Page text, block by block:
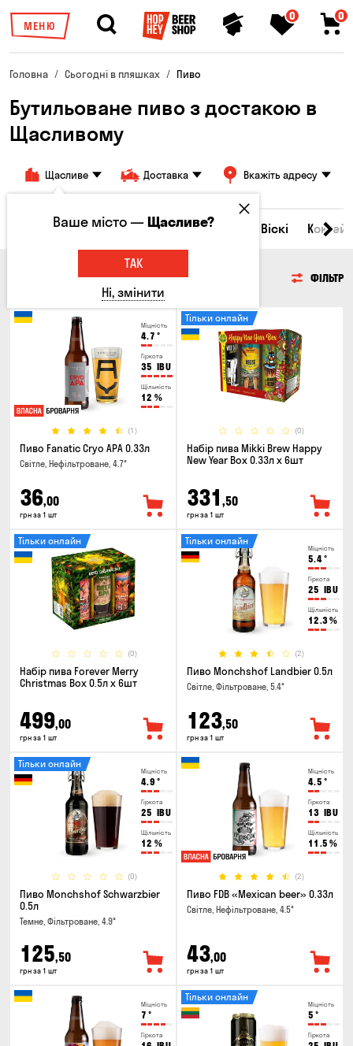
МЕНЮ
0 0
Головна Сьогодні в пляшках Пиво
Бутильоване пиво з достакою в
Щасливому
Щасливе Доставка Вкажіть адресу
Всі товари Пиво Сидр Віскі
ФІЛЬТР
Міцність
4.7 °
Гіркота
35 IBU
Щільність
12 %
(1)
Пиво Fanatic Cryo APA 0.33л
Світле, Нефільтроване, 4.7°
36,00
грн за 1 шт
(0)
Тільки онлайн
Набір пива Mikki Brew Happy
New Year Box 0.33л x 6шт
331 ,50
грн за 1 шт
(0)
Тільки онлайн
Набір пива Forever Merry
Christmas Box 0.5л x 6шт
499,00
грн за 1 шт
Міцність
5.4°
Гіркота
25 IBU
Щільність
12.3%
(2)
Тільки онлайн
Пиво Monchshof Landbier 0.5л
Світле, Фільтроване, 5.4°
123,50
грн за 1 шт
Міцність
4.9 °
Гіркота
25 IBU
Щільність
12 %
(0)
Тільки онлайн
Пиво Monchshof Schwarzbier
0.5л
Темне, Фільтроване, 4.9°
125,50
грн за 1 шт
Міцність
4.5 °
Гіркота
13 IBU
Щільність
11.5 %
(2)
Пиво FDB «Mexican beer» 0.33л
Світле, Нефільтроване, 4.5°
43,00
грн за 1 шт
Міцність
7 °
Гіркота
Міцність
5 °
Гіркота
Тільки онлайн
Ваше місто —Щасливе?
ТАК
Ні, змінити